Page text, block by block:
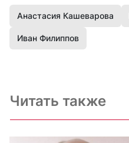
Анастасия Кашеварова
Иван Филиппов
Читать также